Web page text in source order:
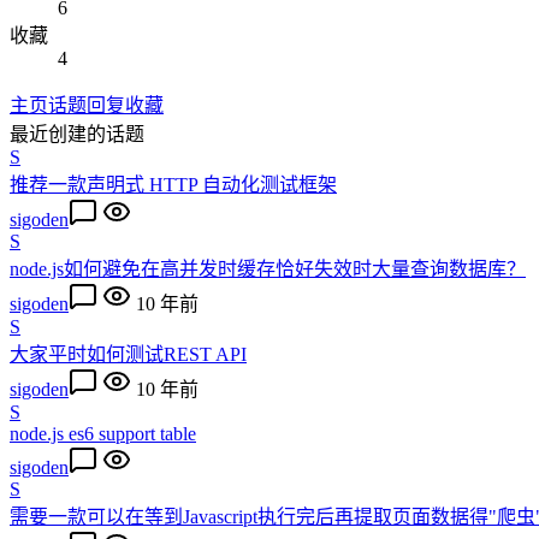
6
收藏
4
主页话题回复收藏
最近创建的话题
S
推荐一款声明式 HTTP 自动化测试框架
sigoden
S
node.js如何避免在高并发时缓存恰好失效时大量查询数据库？
sigoden
10 年前
S
大家平时如何测试REST API
sigoden
10 年前
S
node.js es6 support table
sigoden
S
需要一款可以在等到Javascript执行完后再提取页面数据得"爬虫